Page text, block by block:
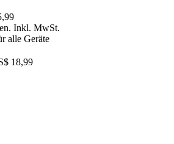
Inkl. MwSt.
alle Geräte
18,99